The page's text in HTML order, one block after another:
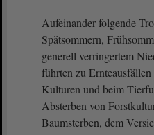
Aufeinander folgende
Spätsommern,
generell verringertem
führten zu
Kulturen und beim
Absterben von
Baumsterben, dem